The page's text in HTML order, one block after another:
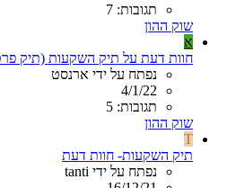
תגובות: 7
שוק ההון
א
חוות דעת על תיק השקעות (תיק
נפתח על ידי ארנסט
4/1/22
תגובות: 5
שוק ההון
T
תיק השקעות- חוות דעת
נפתח על ידי tanti